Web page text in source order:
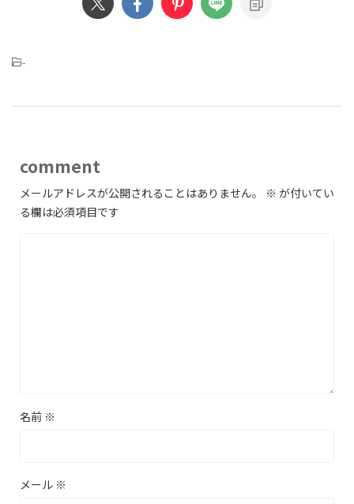
-
comment
メールアドレスが公開されることはありません。 ※ が付いてい
る欄は必須項目です
名前 ※
メール ※